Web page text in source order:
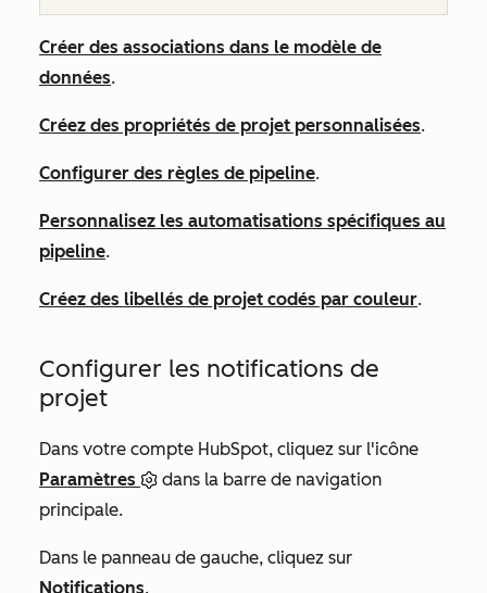
Créer des associations dans le modèle de
données.
Créez des propriétés de projet personnalisées.
Configurer des règles de pipeline.
Personnalisez les automatisations spécifiques au
pipeline.
Créez des libellés de projet codés par couleur.
Configurer les notifications de
projet
Dans votre compte HubSpot, cliquez sur l'icône
Paramètres
dans la barre de navigation
principale.
Dans le panneau de gauche, cliquez sur
Notifications.